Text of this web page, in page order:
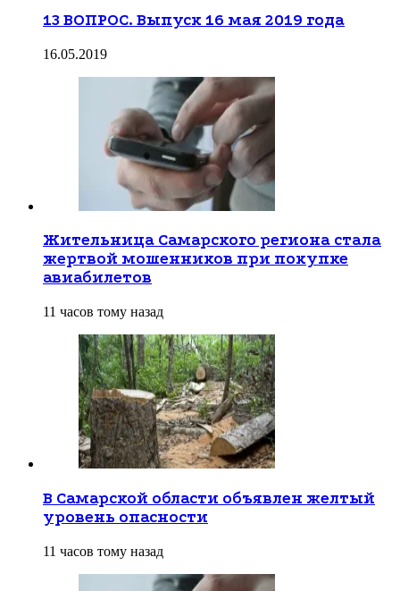
13 ВОПРОС. Выпуск 16 мая 2019 года
16.05.2019
Жительница Самарского региона стала
жертвой мошенников при покупке
авиабилетов
11 часов тому назад
В Самарской области объявлен желтый
уровень опасности
11 часов тому назад